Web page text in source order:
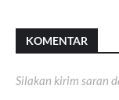
KOMENTAR
Silakan kirim saran